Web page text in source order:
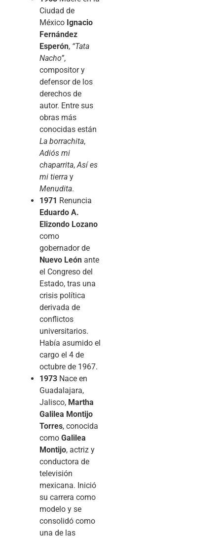
Ciudad de
México Ignacio
Fernández
Esperón, “Tata
Nacho”,
compositor y
defensor de los
derechos de
autor. Entre sus
obras más
conocidas están
La borrachita,
Adiós mi
chaparrita, Así es
mi tierra y
Menudita.
1971 Renuncia
Eduardo A.
Elizondo Lozano
como
gobernador de
Nuevo León ante
el Congreso del
Estado, tras una
crisis política
derivada de
conflictos
universitarios.
Había asumido el
cargo el 4 de
octubre de 1967.
1973 Nace en
Guadalajara,
Jalisco, Martha
Galilea Montijo
Torres, conocida
como Galilea
Montijo, actriz y
conductora de
televisión
mexicana. Inició
su carrera como
modelo y se
consolidó como
una de las